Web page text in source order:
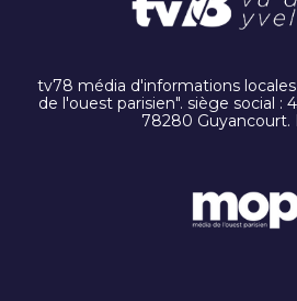
tv78 média d'informations
de l'ouest parisien". siège social :
78280 Guyancourt.